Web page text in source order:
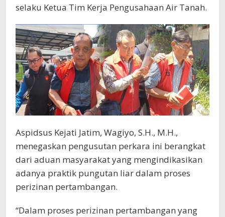
selaku Ketua Tim Kerja Pengusahaan Air Tanah.
Aspidsus Kejati Jatim, Wagiyo, S.H., M.H.,
menegaskan pengusutan perkara ini berangkat
dari aduan masyarakat yang mengindikasikan
adanya praktik pungutan liar dalam proses
perizinan pertambangan.
“Dalam proses perizinan pertambangan yang